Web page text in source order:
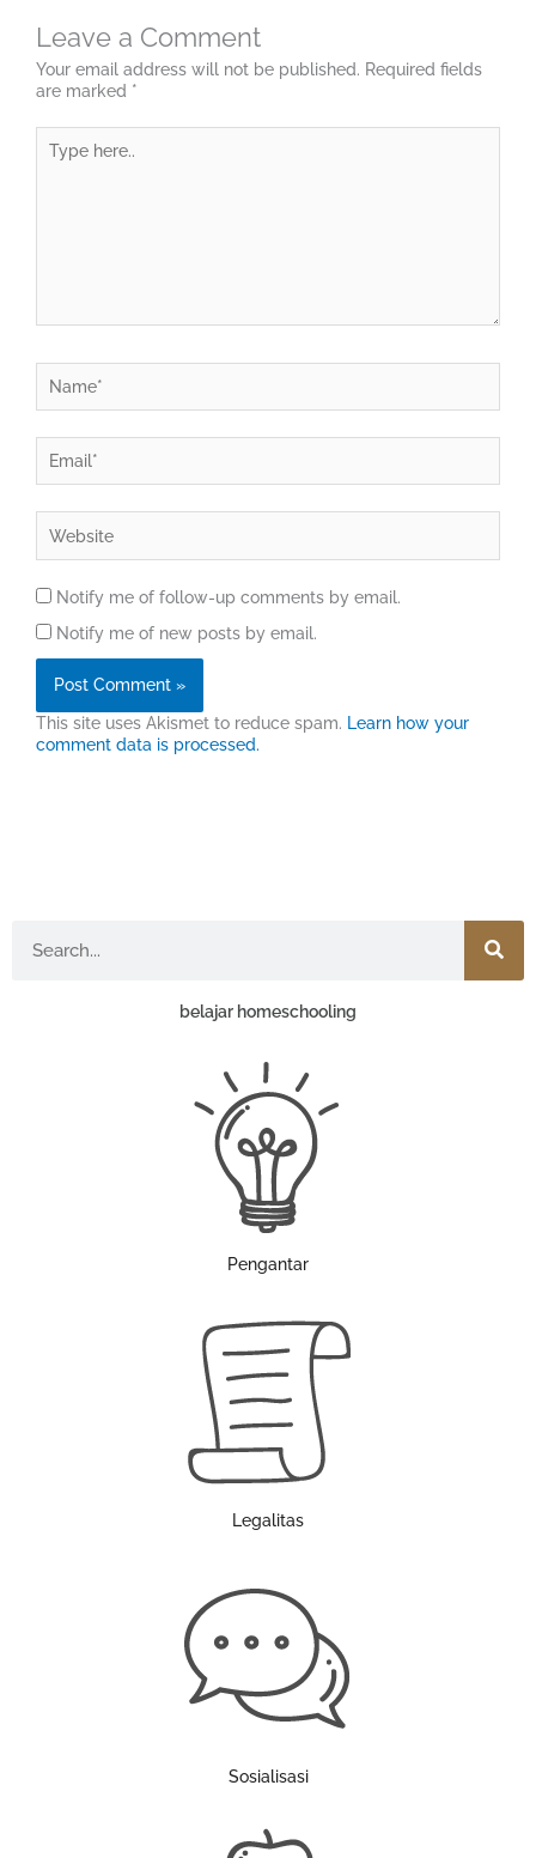
Leave a Comment
Your email address will not be published. Required fields
are marked *
here..
Notify me of follow-up comments by email.
Notify me of new posts by email.
This site uses Akismet to reduce spam. Learn how your
comment data is processed.
belajar homeschooling
Pengantar
Legalitas
Sosialisasi